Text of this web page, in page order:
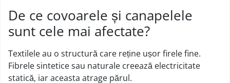
De ce covoarele și canapelele
sunt cele mai afectate?
Textilele au o structură care reține ușor firele fine.
Fibrele sintetice sau naturale creează electricitate
statică, iar aceasta atrage părul.